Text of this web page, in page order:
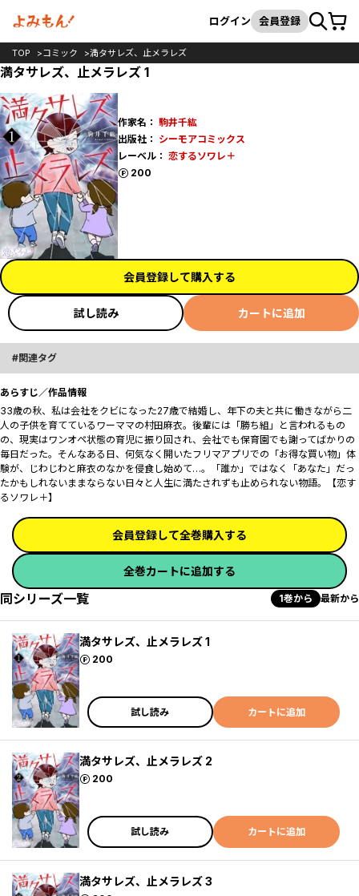
検索
ログイン 会員登録カート
TOP コミック 満タサレズ、止メラレズ
満タサレズ、止メラレズ 1
作家名： 駒井千紘
出版社： シーモアコミックス
レーベル： 恋するソワレ＋
200
ポイント
会員登録して購入する
試し読み カートに追加
関連タグ
あらすじ／作品情報
33歳の秋、私は会社をクビになった――27歳で結婚し、年下の夫と共に働きながら二
人の子供を育てているワーママの村田麻衣。後輩には「勝ち組」と言われるもの
の、現実はワンオペ状態の育児に振り回され、会社でも保育園でも謝ってばかりの
毎日だった。そんなある日、何気なく開いたフリマアプリでの「お得な買い物」体
験が、じわじわと麻衣のなかを侵食し始めて…。「誰か」ではなく「あなた」だっ
たかもしれない――ままならない日々と人生に満たされずも止められない物語。【恋す
るソワレ＋】
会員登録して全巻購入する
全巻カートに追加する
同シリーズ一覧 1巻から 最新から
満タサレズ、止メラレズ 1
200
ポイント
試し読み カートに追加
満タサレズ、止メラレズ 2
200
ポイント
試し読み カートに追加
満タサレズ、止メラレズ 3